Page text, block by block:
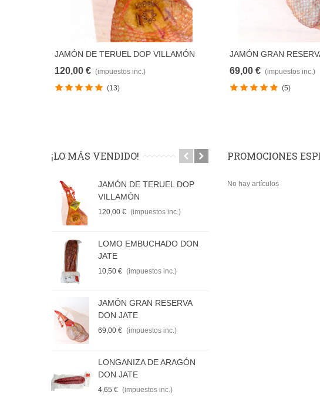
AÑADIR PARA COMPARAR
JAMÓN DE TERUEL DOP VILLAMÓN
120,00 € (impuestos inc.)
(13)
AÑADIR PARA
JAMÓN GRAN
69,00 € (impuestos inc.)
(5)
¡LO MÁS VENDIDO!
JAMÓN DE TERUEL DOP
VILLAMÓN
120,00 € (impuestos inc.)
LOMO EMBUCHADO DON
JATE
10,50 € (impuestos inc.)
JAMÓN GRAN RESERVA
DON JATE
69,00 € (impuestos inc.)
LONGANIZA DE ARAGÓN
DON JATE
4,65 € (impuestos inc.)
PALETA DE
PROMOCIONES
No hay artículos